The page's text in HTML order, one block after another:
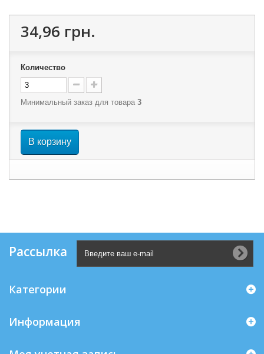
34,96 грн.
Количество
Минимальный заказ для товара 3
В корзину
Рассылка
Категории
Информация